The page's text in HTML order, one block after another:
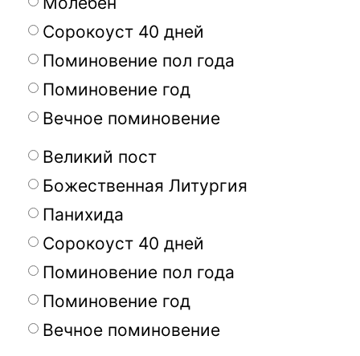
Сорокоуст 40 дней
Поминовение пол года
Поминовение год
Вечное поминовение
Великий пост
Божественная Литургия
Панихида
Сорокоуст 40 дней
Поминовение пол года
Поминовение год
Вечное поминовение